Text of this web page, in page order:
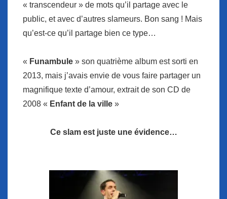
« transcendeur » de mots qu’il partage avec le
public, et avec d’autres slameurs. Bon sang ! Mais
qu’est-ce qu’il partage bien ce type…
« Funambule » son quatrième album est sorti en
2013, mais j’avais envie de vous faire partager un
magnifique texte d’amour, extrait de son CD de
2008 « Enfant de la ville »
Ce slam est juste une évidence…